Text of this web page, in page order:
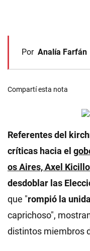
Por Analía Farfán
Compartí esta nota
Referentes del
críticas hacia el
os Aires, Axel
desdoblar las
que "rompió la
caprichoso",
distintos miembros